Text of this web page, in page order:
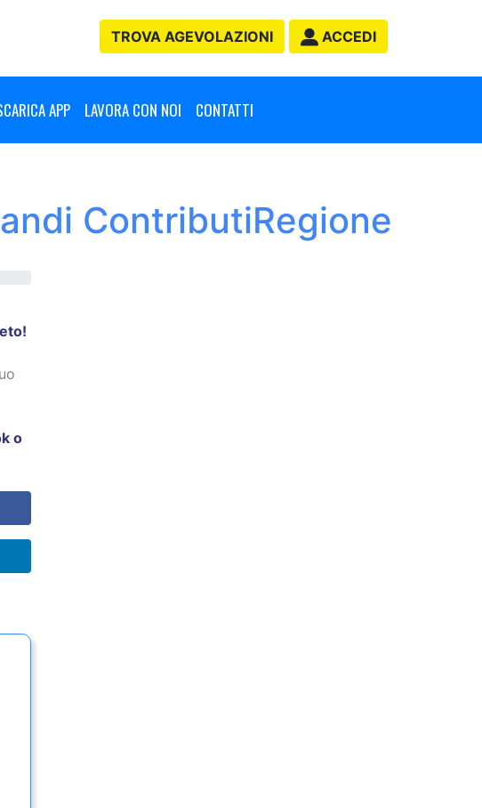
TROVAAGEVOLAZIONI ACCEDI
APP LAVORA CON NOI CONTATTI
ContributiRegione
o